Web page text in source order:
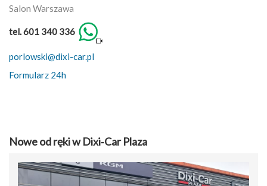
Salon Warszawa
tel. 601 340 336
porlowski@dixi-car.pl
Formularz 24h
Nowe od ręki w Dixi‑Car Plaza